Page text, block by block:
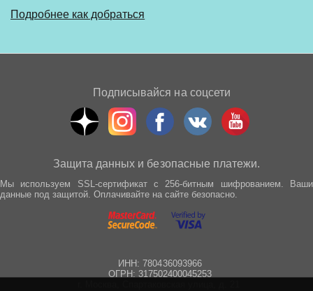
Подробнее как добраться
Подписывайся на соцсети
Защита данных и безопасные платежи.
Мы используем SSL-сертификат с 256-битным шифрованием. Ваши
данные под защитой. Оплачивайте на сайте безопасно.
ИНН: 780436093966
ОГРН: 317502400045253